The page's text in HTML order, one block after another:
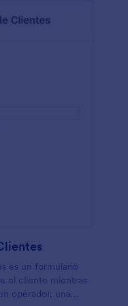
es un formulario
el cliente mientras
operador, una